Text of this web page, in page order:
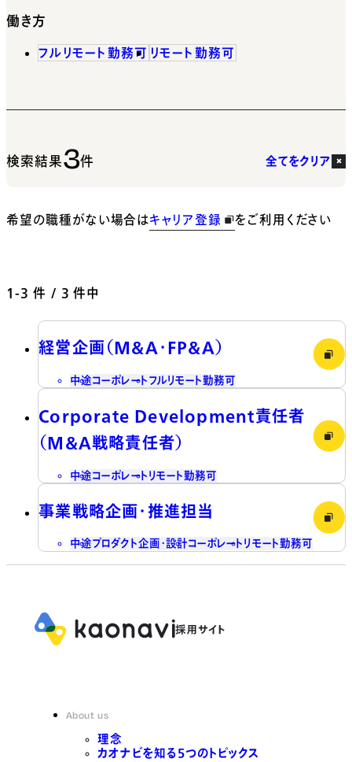
働き方
フルリモート勤務可 リモート勤務可
検索結果3件 全てをクリア
希望の職種がない場合はキャリア登録 をご利用ください
1-3 件 / 3 件中
経営企画（M&A・FP&A）
中途コーポレート フルリモート勤務可
Corporate Development責任者
（M&A戦略責任者）
中途コーポレート リモート勤務可
事業戦略企画・推進担当
中途プロダクト企画・設計コーポレート リモート勤務可
About us
理念
カオナビを知る5つのトピックス